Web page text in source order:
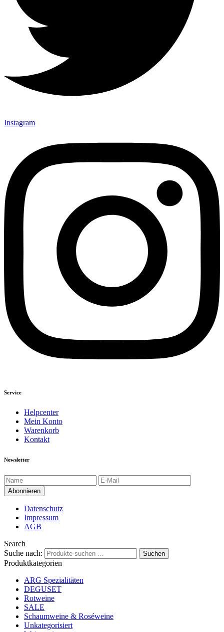
Instagram
Service
Helpcenter
Mein Konto
Warenkorb
Kontakt
Newsletter
Datenschutz
Impressum
AGB
Search
Suche nach:
Suchen
Produktkategorien
ARG Spezialitäten
DEGUSET
Rotweine
SALE
Schaumweine & Roséweine
Unkategorisiert